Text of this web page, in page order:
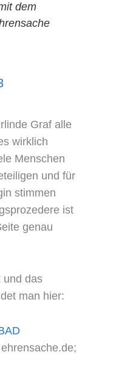
dem
Graf alle
wirklich
Menschen
und für
stimmen
ist
genau
und das
man hier: